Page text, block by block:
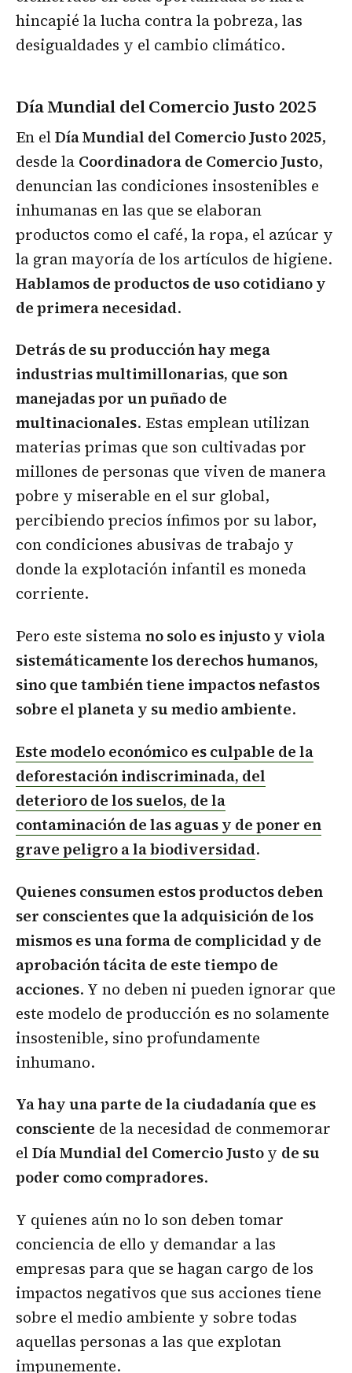
hincapié la lucha contra la pobreza, las
desigualdades y el cambio climático.
Día Mundial del Comercio Justo 2025
En elDía Mundial del Comercio Justo 2025,
desde la Coordinadora de Comercio Justo,
denuncian las condiciones insostenibles e
inhumanas en las que se elaboran
productos como el café, la ropa, el azúcar y
la gran mayoría de los artículos de higiene.
Hablamos de productos de uso cotidiano y
de primera necesidad.
Detrás de su producción hay mega
industrias multimillonarias, que son
manejadas por un puñado de
multinacionales. Estas emplean utilizan
materias primas que son cultivadas por
millones de personas que viven de manera
pobre y miserable en el sur global,
percibiendo precios ínfimos por su labor,
con condiciones abusivas de trabajo y
donde la explotación infantil es moneda
corriente.
Pero este sistemano solo es injusto y viola
sistemáticamente los derechos humanos,
sino que también tiene impactos nefastos
sobre el planeta y su medio ambiente.
Este modelo económico es culpable de la
deforestación indiscriminada, del
deterioro de los suelos, de la
contaminación de las aguas y de poner en
grave peligro a la biodiversidad.
Quienes consumen estos productos deben
ser conscientes que la adquisición de los
mismos es una forma de complicidad y de
aprobación tácita de este tiempo de
acciones. Y no deben ni pueden ignorar que
este modelo de producción es no solamente
insostenible, sino profundamente
inhumano.
Ya hay una parte de la ciudadanía que es
consciente de la necesidad de conmemorar
elDía Mundial del Comercio Justoy de su
poder como compradores.
Y quienes aún no lo son deben tomar
conciencia de ello y demandar a las
empresas para que se hagan cargo de los
impactos negativos que sus acciones tiene
sobre el medio ambiente y sobre todas
aquellas personas a las que explotan
impunemente.